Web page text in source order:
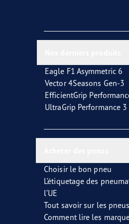
Eagle F1 Asymmetric 6
Vector 4Seasons Gen-3
EfficientGrip
UltraGrip Performance 3
Choisir le bon pneu
L’étiquetage des
l’UE
Tout savoir sur les
Comment lire les